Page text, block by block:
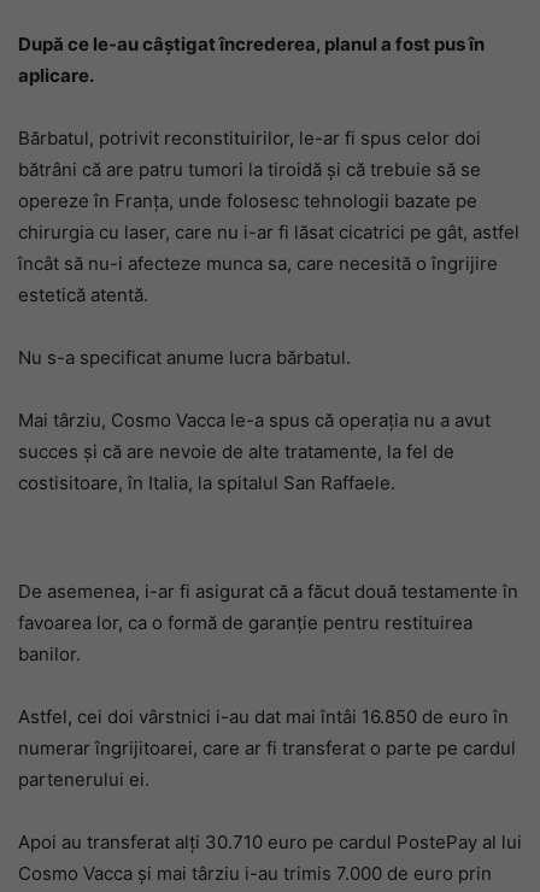
După ce le-au câștigat încrederea, planul a fost pus în
aplicare.
Bărbatul, potrivit reconstituirilor, le-ar fi spus celor doi
bătrâni că are patru tumori la tiroidă și că trebuie să se
opereze în Franța, unde folosesc tehnologii bazate pe
chirurgia cu laser, care nu i-ar fi lăsat cicatrici pe gât, astfel
încât să nu-i afecteze munca sa, care necesită o îngrijire
estetică atentă.
Nu s-a specificat anume lucra bărbatul.
Mai târziu, Cosmo Vacca le-a spus că operația nu a avut
succes și că are nevoie de alte tratamente, la fel de
costisitoare, în Italia, la spitalul San Raffaele.
De asemenea, i-ar fi asigurat că a făcut două testamente în
favoarea lor, ca o formă de garanție pentru restituirea
banilor.
Astfel, cei doi vârstnici i-au dat mai întâi 16.850 de euro în
numerar îngrijitoarei, care ar fi transferat o parte pe cardul
partenerului ei.
Apoi au transferat alți 30.710 euro pe cardul PostePay al lui
Cosmo Vacca și mai târziu i-au trimis 7.000 de euro prin